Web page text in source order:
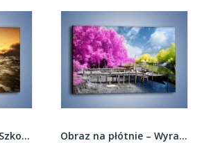
Obraz na płótnie – Szkockie klify o zachodzie... Obraz na płótnie – Wyraźne kolory w szarym tle...